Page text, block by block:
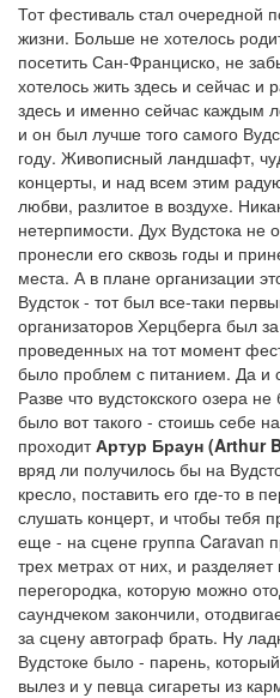
Тот фестиваль стал очередной
жизни. Больше не хотелось
посетить Сан-Франциско, не
хотелось жить здесь и сейчас и
здесь и именно сейчас каждым
и он был лучше того самого
году. Живописный ландшафт,
концерты, и над всем этим
любви, разлитое в воздухе.
нетерпимости. Дух Вудстока не
пронесли его сквозь годы и
места. А в плане организации
Вудсток - тот был все-таки
организаторов Херцберга был
проведенных на тот момент
было проблем с питанием. Да и
Разве что вудстокского озера
было вот такого - стоишь себе
проходитАртур Браун (Arthur
вряд ли получилось бы на
кресло, поставить его где-то в
слушать концерт, и чтобы тебя
еще - на сцене группа Caravan
трех метрах от них, и разделяет
перегородка, которую можно
саундчеком закончили,
за сцену автограф брать. Ну
Вудстоке было - парень,
вылез и у певца сигареты из